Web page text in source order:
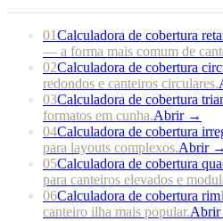
01Calculadora de cobertura
— a forma mais comum de
02Calculadora de cobertura
redondos e canteiros circulares.
03Calculadora de cobertura
formatos em cunha.Abrir →
04Calculadora de cobertura
para layouts complexos.Abrir →
05Calculadora de cobertura
para canteiros elevados e
06Calculadora de cobertura rim
canteiro ilha mais popular.